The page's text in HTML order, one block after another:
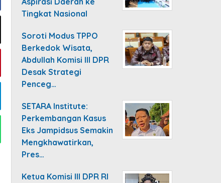
Tingkat Nasional
Soroti Modus TPPO
Berkedok Wisata,
Abdullah Komisi III DPR
Desak Strategi
Penceg…
SETARA Institute:
Perkembangan Kasus
Eks Jampidsus Semakin
Mengkhawatirkan,
Pres…
Ketua Komisi III DPR RI